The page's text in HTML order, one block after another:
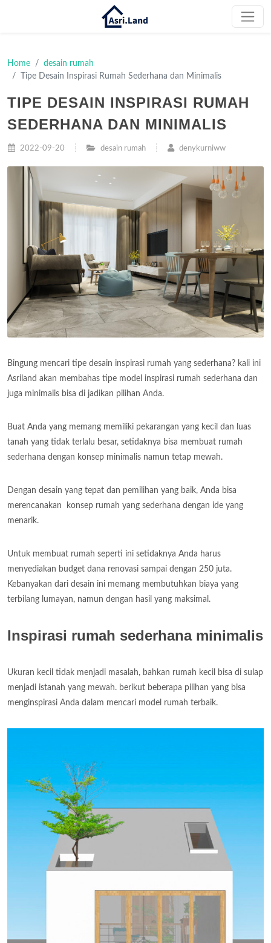
Home
desain rumah
Tipe Desain Inspirasi Rumah Sederhana dan Minimalis
TIPE DESAIN INSPIRASI RUMAH
SEDERHANA DAN MINIMALIS
2022-09-20 desain rumah denykurniww
Bingung mencari tipe desain inspirasi rumah yang sederhana? kali ini
Asriland akan membahas tipe model inspirasi rumah sederhana dan
juga minimalis bisa di jadikan pilihan Anda.
Buat Anda yang memang memiliki pekarangan yang kecil dan luas
tanah yang tidak terlalu besar, setidaknya bisa membuat rumah
sederhana dengan konsep minimalis namun tetap mewah.
Dengan desain yang tepat dan pemilihan yang baik, Anda bisa
merencanakan konsep rumah yang sederhana dengan ide yang
menarik.
Untuk membuat rumah seperti ini setidaknya Anda harus
menyediakan budget dana renovasi sampai dengan 250 juta.
Kebanyakan dari desain ini memang membutuhkan biaya yang
terbilang lumayan, namun dengan hasil yang maksimal.
Inspirasi rumah sederhana minimalis
Ukuran kecil tidak menjadi masalah, bahkan rumah kecil bisa di sulap
menjadi istanah yang mewah. berikut beberapa pilihan yang bisa
menginspirasi Anda dalam mencari model rumah terbaik.